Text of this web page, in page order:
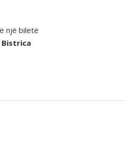
një biletë
Bistrica